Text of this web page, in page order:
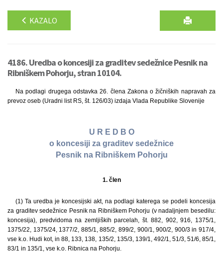
KAZALO
4186. Uredba o koncesiji za graditev sedežnice Pesnik na
Ribniškem Pohorju, stran 10104.
Na podlagi drugega odstavka 26. člena Zakona o žičniških napravah za
prevoz oseb (Uradni list RS, št. 126/03) izdaja Vlada Republike Slovenije
U R E D B O
o koncesiji za graditev sedežnice
Pesnik na Ribniškem Pohorju
1. člen
(1) Ta uredba je koncesijski akt, na podlagi katerega se podeli koncesija
za graditev sedežnice Pesnik na Ribniškem Pohorju (v nadaljnjem besedilu:
koncesija), predvidoma na zemljiških parcelah, št. 882, 902, 916, 1375/1,
1375/22, 1375/24, 1377/2, 885/1, 885/2, 899/2, 900/1, 900/2, 900/3 in 917/4,
vse k.o. Hudi kot, in 88, 133, 138, 135/2, 135/3, 139/1, 492/1, 51/3, 51/6, 85/1,
83/1 in 135/1, vse k.o. Ribnica na Pohorju.